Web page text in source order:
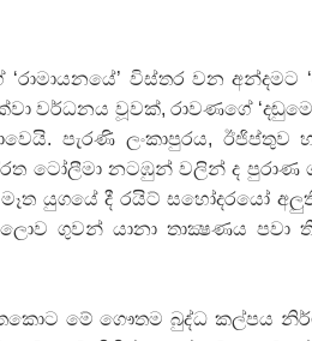
පෙළ
දන්නවාද මාව ගීතයේ පද පෙළ
පෙළ
අහිමි විමයි හිමි ගීතයේ පද පෙළ
‘රාමායනයේ’ විස්තර වන අන්දමට
වර්ධනය වූවක්, රාවණගේ
පැරණි ලංකාපුරය,
ටෝලීමා නටඹුන් වලින් ද පුරාණ
මෑත යුගයේ දී රයිට් සහෝදරයෝ
ගුවන් යානා තාක්‍ෂණය
මේ ගෞතම බුද්ධ කල්පය